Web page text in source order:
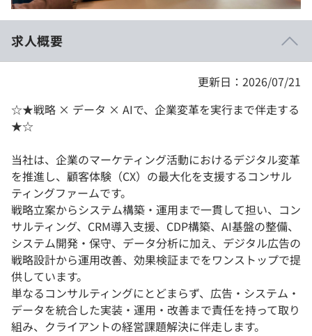
学校向けプラン
契約内容・クーポン
求人概要
更新日：2026/07/21
☆★戦略 × データ × AIで、企業変革を実行まで伴走する
★☆
当社は、企業のマーケティング活動におけるデジタル変革
を推進し、顧客体験（CX）の最大化を支援するコンサル
ティングファームです。
戦略立案からシステム構築・運用まで一貫して担い、コン
サルティング、CRM導入支援、CDP構築、AI基盤の整備、
システム開発・保守、データ分析に加え、デジタル広告の
戦略設計から運用改善、効果検証までをワンストップで提
供しています。
単なるコンサルティングにとどまらず、広告・システム・
データを統合した実装・運用・改善まで責任を持って取り
組み、クライアントの経営課題解決に伴走します。